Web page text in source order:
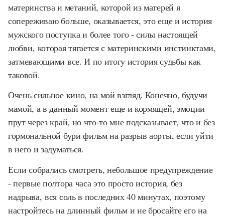
материнства и метаний, которой из матерей я
сопереживаю больше, оказывается, это еще и история
мужского поступка и более того - силы настоящей
любви, которая тягается с материнскими инстинктами,
затмевающими все. И по итогу история судьбы как
таковой.
Очень сильное кино, на мой взгляд. Конечно, будучи
мамой, а в данный момент еще и кормящей, эмоции
прут через край, но что-то мне подсказывает, что и без
гормональной бури фильм на разрыв аорты, если уйти
в него и задуматься.
Если собрались смотреть, небольшое предупреждение
- первые полтора часа это просто история, без
надрыва, вся соль в последних 40 минутах, поэтому
настройтесь на длинный фильм и не бросайте его на